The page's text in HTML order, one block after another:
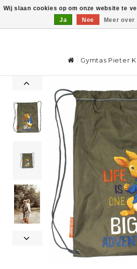
0
Gymtas Pieter
Wij slaan cookies op om onze website te
Ja
Nee Meer over